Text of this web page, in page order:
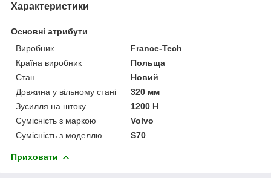
Характеристики
Основні атрибути
Виробник
France-Tech
Країна виробник
Польща
Стан
Новий
Довжина у вільному стані
320 мм
Зусилля на штоку
1200 Н
Сумісність з маркою
Volvo
Сумісність з моделлю
S70
Приховати